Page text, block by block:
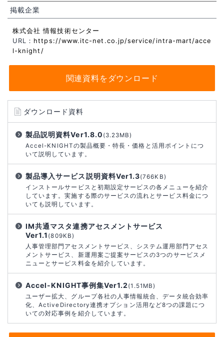
掲載企業
株式会社 情報技術センター
URL： https://www.itc-net.co.jp/service/intra-mart/acce
l-knight/
関連資料をダウンロード
ダウンロード資料
製品説明資料Ver1.8.0 (3.23MB)
Accel-KNIGHTの製品概要・特長・価格と活用ポイントにつ
いて説明しています。
製品導入サービス説明資料Ver1.3(766KB)
インストールサービスと初期設定サービスの各メニューを紹介
しています。実施する際のサービスの流れとサービス料金につ
いても説明しています。
IM共通マスタ連携アセスメントサービス
Ver1.1 (809KB)
人事管理部門アセスメントサービス、システム運用部門アセス
メントサービス、新運用案ご提案サービスの3つのサービスメ
ニューとサービス料金を紹介しています。
Accel-KNIGHT事例集Ver1.2 (1.51MB)
ユーザー拡大、グループ各社の人事情報統合、データ統合効率
化、ActiveDirectory連携オプション活用など8つの課題につ
いての対応事例を紹介しています。